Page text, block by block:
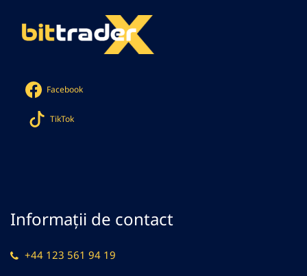
Facebook
TikTok
Informații de contact
+44 123 561 94 19